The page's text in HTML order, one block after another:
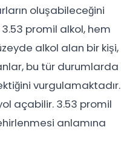
oluşabileceğini
promil alkol, hem
alkol alan bir kişi,
bu tür durumlarda
vurgulamaktadır.
açabilir. 3.53 promil
anlamına